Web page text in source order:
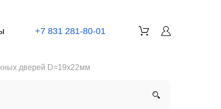
+7 831 281-80-01
дверей D=19x22мм